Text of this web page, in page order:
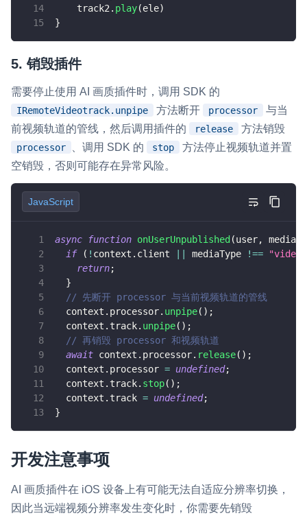
    track2
. play(ele)
}
5. 销毁插件
需要停止使用 AI 画质插件时，调用 SDK 的
IRemoteVideotrack.unpipe 方法断开 processor
与当
前视频轨道的管线，然后调用插件的
release 方法销毁
processor 、调用 SDK 的 stop
方法停止视频轨道并置
空销毁，否则可能存在异常风险。
JavaScript
async function onUserUnpublished (user,
if
( ! context . client mediaType !==
"video"
return;
}
// 先断开 processor 与当前视频轨道的管线
  context
. processor. unpipe( ) ;
  context
. track. unpipe( ) ;
// 再销毁 processor 和视频轨道
await context . processor. release( ) ;
  context
. processor = undefined;
  context
. track. stop( ) ;
  context
. track = undefined;
}
开发注意事项
AI 画质插件在 iOS 设备上有可能无法自适应分辨率切换，
因此当远端视频分辨率发生变化时，你需要先销毁